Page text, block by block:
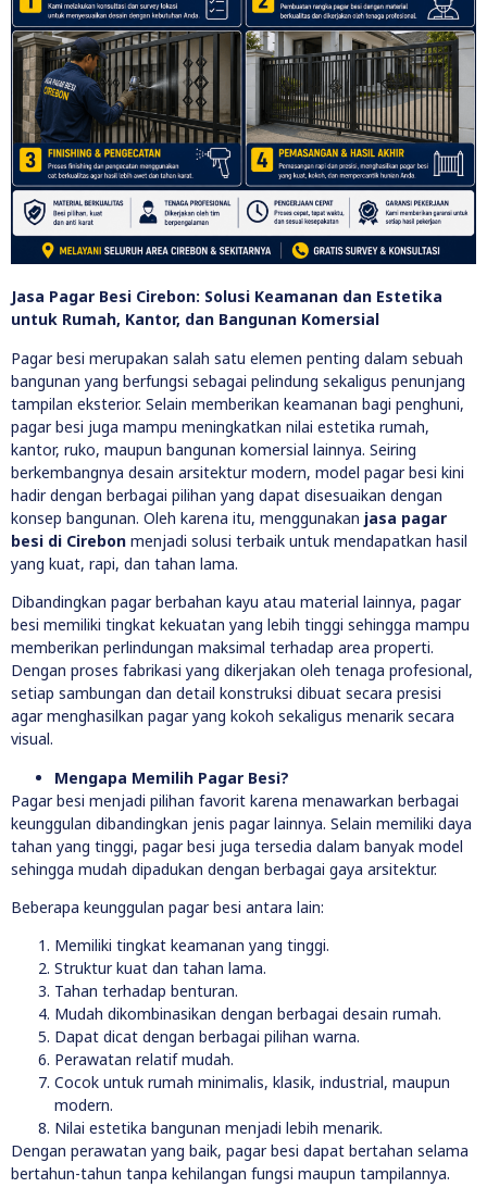
Jasa Pagar Besi Cirebon: Solusi Keamanan dan Estetika
untuk Rumah, Kantor, dan Bangunan Komersial
Pagar besi merupakan salah satu elemen penting dalam sebuah
bangunan yang berfungsi sebagai pelindung sekaligus penunjang
tampilan eksterior. Selain memberikan keamanan bagi penghuni,
pagar besi juga mampu meningkatkan nilai estetika rumah,
kantor, ruko, maupun bangunan komersial lainnya. Seiring
berkembangnya desain arsitektur modern, model pagar besi kini
hadir dengan berbagai pilihan yang dapat disesuaikan dengan
konsep bangunan. Oleh karena itu, menggunakan jasa pagar
besi di Cirebon menjadi solusi terbaik untuk mendapatkan hasil
yang kuat, rapi, dan tahan lama.
Dibandingkan pagar berbahan kayu atau material lainnya, pagar
besi memiliki tingkat kekuatan yang lebih tinggi sehingga mampu
memberikan perlindungan maksimal terhadap area properti.
Dengan proses fabrikasi yang dikerjakan oleh tenaga profesional,
setiap sambungan dan detail konstruksi dibuat secara presisi
agar menghasilkan pagar yang kokoh sekaligus menarik secara
visual.
Mengapa Memilih Pagar Besi?
Pagar besi menjadi pilihan favorit karena menawarkan berbagai
keunggulan dibandingkan jenis pagar lainnya. Selain memiliki daya
tahan yang tinggi, pagar besi juga tersedia dalam banyak model
sehingga mudah dipadukan dengan berbagai gaya arsitektur.
Beberapa keunggulan pagar besi antara lain:
Memiliki tingkat keamanan yang tinggi.
Struktur kuat dan tahan lama.
Tahan terhadap benturan.
Mudah dikombinasikan dengan berbagai desain rumah.
Dapat dicat dengan berbagai pilihan warna.
Perawatan relatif mudah.
Cocok untuk rumah minimalis, klasik, industrial, maupun
modern.
Nilai estetika bangunan menjadi lebih menarik.
Dengan perawatan yang baik, pagar besi dapat bertahan selama
bertahun-tahun tanpa kehilangan fungsi maupun tampilannya.